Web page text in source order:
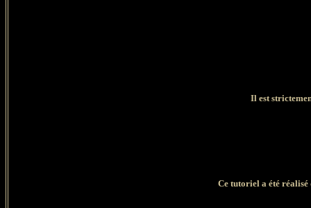
Il est
Ce tutoriel a été réalisé